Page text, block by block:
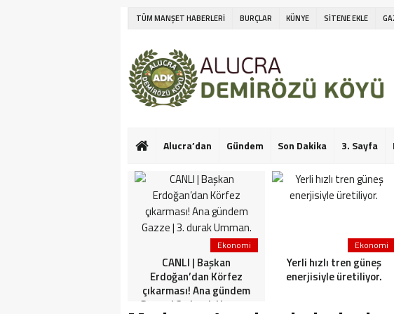
TÜM MANŞET HABERLERİ BURÇLAR KÜNYE SİTENE EKLE
Alucra’dan Gündem Son Dakika 3. Sayfa
Ekonomi
CANLI | Başkan
Erdoğan’dan Körfez
çıkarması! Ana gündem
Gazze | 3. durak Umman.
Ekonomi
Yerli hızlı tren güneş
enerjisiyle üretiliyor.